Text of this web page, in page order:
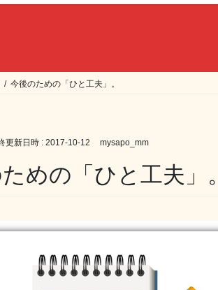
今後のための「ひと工夫」。
更新日時 : 2017-10-12 mysapo_mm
めの「ひと工夫」。